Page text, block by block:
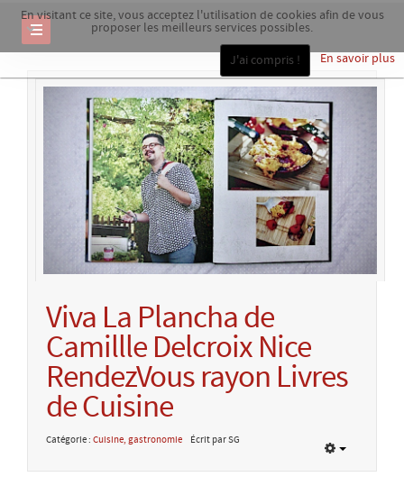
En visitant ce site, vous acceptez l'utilisation de cookies afin de vous
proposer les meilleurs services possibles.
En savoir plus
J'ai compris !
Viva La Plancha de
Camillle Delcroix Nice
RendezVous rayon Livres
de Cuisine
Catégorie : Cuisine, gastronomie Écrit par SG